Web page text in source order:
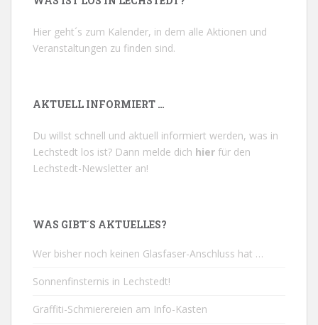
Hier geht´s zum Kalender, in dem alle Aktionen und
Veranstaltungen zu finden sind.
AKTUELL INFORMIERT …
Du willst schnell und aktuell informiert werden, was in
Lechstedt los ist? Dann melde dich hier für den
Lechstedt-Newsletter an!
WAS GIBT´S AKTUELLES?
Wer bisher noch keinen Glasfaser-Anschluss hat …
Sonnenfinsternis in Lechstedt!
Graffiti-Schmierereien am Info-Kasten